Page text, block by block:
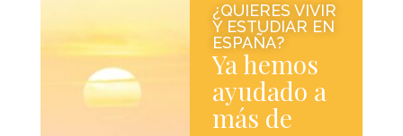
¿QUIERES VIVIR
Y ESTUDIAR EN
ESPAÑA?
Ya hemos
ayudado a
más de